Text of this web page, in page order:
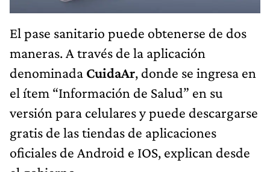
El pase sanitario puede obtenerse de dos
maneras. A través de la aplicación
denominada CuidaAr, donde se ingresa en
el ítem “Información de Salud” en su
versión para celulares y puede descargarse
gratis de las tiendas de aplicaciones
oficiales de Android e IOS, explican desde